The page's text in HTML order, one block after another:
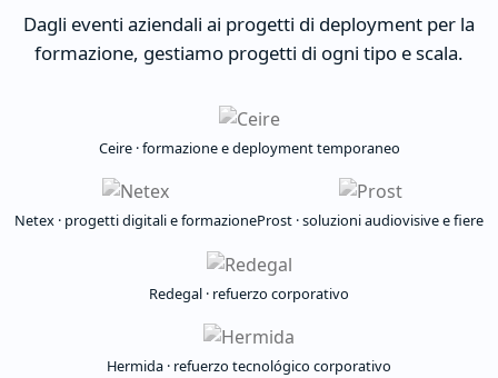
Dagli eventi aziendali ai progetti di deployment per la
formazione, gestiamo progetti di ogni tipo e scala.
Ceire · formazione e deployment temporaneo
Netex · progetti digitali e formazioneProst · soluzioni audiovisive e fiere
Redegal · refuerzo corporativo
Hermida · refuerzo tecnológico corporativo